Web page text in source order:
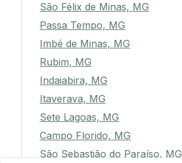
São Félix de Minas, MG
Passa Tempo, MG
Imbé de Minas, MG
Rubim, MG
Indaiabira, MG
Itaverava, MG
Sete Lagoas, MG
Campo Florido, MG
São Sebastião do Paraíso, MG